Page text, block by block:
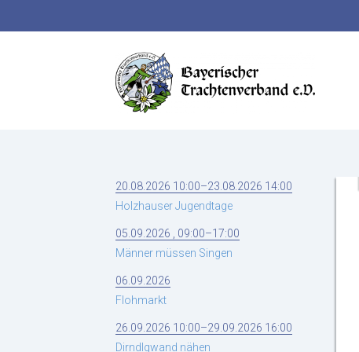
Suchbegriffe
20.08.2026 10:00–23.08.2026 14:00
Holzhauser Jugendtage
05.09.2026 , 09:00–17:00
Männer müssen Singen
06.09.2026
Flohmarkt
26.09.2026 10:00–29.09.2026 16:00
Dirndlgwand nähen